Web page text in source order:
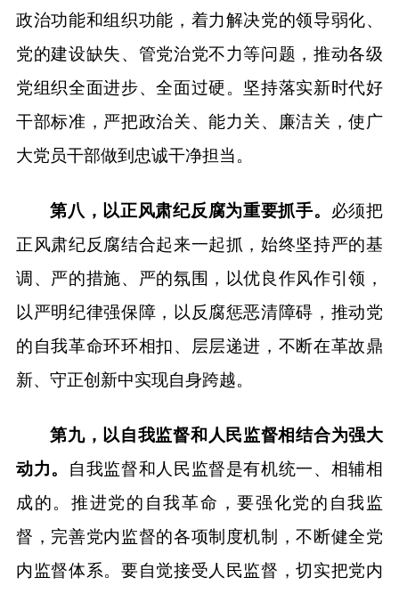
政治功能和组织功能，着力解决党的领导弱化、
党的建设缺失、管党治党不力等问题，推动各级
党组织全面进步、全面过硬。坚持落实新时代好
干部标准，严把政治关、能力关、廉洁关，使广
大党员干部做到忠诚干净担当。
第八，以正风肃纪反腐为重要抓手。 必须把
正风肃纪反腐结合起来一起抓，始终坚持严的基
调、严的措施、严的氛围，以优良作风作引领，
以严明纪律强保障，以反腐惩恶清障碍，推动党
的自我革命环环相扣、层层递进，不断在革故鼎
新、守正创新中实现自身跨越。
第九，以自我监督和人民监督相结合为强大
动力。
自我监督和人民监督是有机统一、相辅相
成的。推进党的自我革命，要强化党的自我监
督，完善党内监督的各项制度机制，不断健全党
内监督体系。要自觉接受人民监督，切实把党内